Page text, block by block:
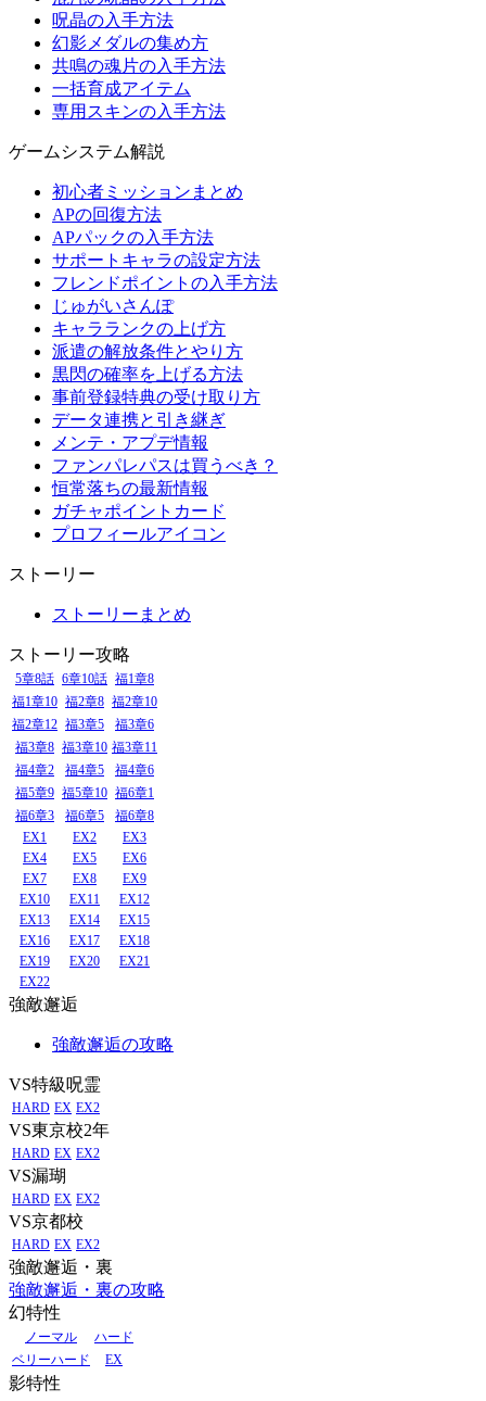
呪晶の入手方法
幻影メダルの集め方
共鳴の魂片の入手方法
一括育成アイテム
専用スキンの入手方法
ゲームシステム解説
初心者ミッションまとめ
APの回復方法
APパックの入手方法
サポートキャラの設定方法
フレンドポイントの入手方法
じゅがいさんぽ
キャラランクの上げ方
派遣の解放条件とやり方
黒閃の確率を上げる方法
事前登録特典の受け取り方
データ連携と引き継ぎ
メンテ・アプデ情報
ファンパレパスは買うべき？
恒常落ちの最新情報
ガチャポイントカード
プロフィールアイコン
ストーリー
ストーリーまとめ
ストーリー攻略
5章8話 6章10話 福1章8
福1章10 福2章8 福2章10
福2章12 福3章5
福3章6
福3章8 福3章10 福3章11
福4章2
福4章5
福4章6
福5章9 福5章10 福6章1
福6章3
福6章5
福6章8
EX1
EX2
EX3
EX4
EX5
EX6
EX7
EX8
EX9
EX10
EX11
EX12
EX13
EX14
EX15
EX16
EX17
EX18
EX19
EX20
EX21
EX22
強敵邂逅
強敵邂逅の攻略
VS特級呪霊
HARD EX EX2
VS東京校2年
HARD EX EX2
VS漏瑚
HARD EX EX2
VS京都校
HARD EX EX2
強敵邂逅・裏
強敵邂逅・裏の攻略
幻特性
ノーマル
ハード
ベリーハード
EX
影特性